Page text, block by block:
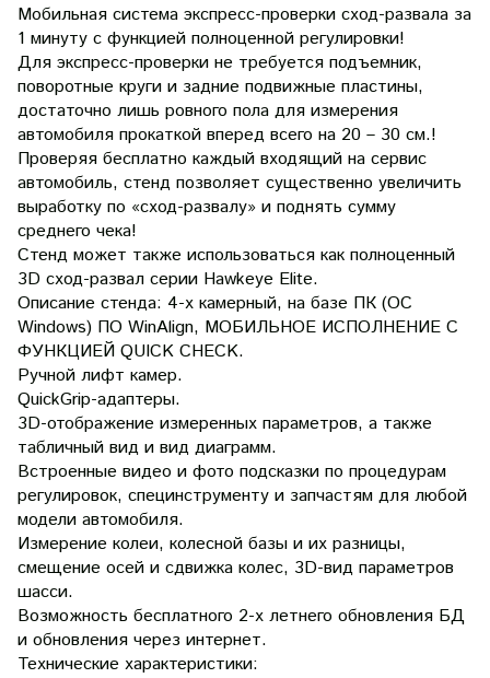
Мобильная система экспресс-проверки сход-развала за
1 минуту с функцией полноценной регулировки!
Для экспресс-проверки не требуется подъемник,
поворотные круги и задние подвижные пластины,
достаточно лишь ровного пола для измерения
автомобиля прокаткой вперед всего на 20 – 30 см.!
Проверяя бесплатно каждый входящий на сервис
автомобиль, стенд позволяет существенно увеличить
выработку по «сход-развалу» и поднять сумму
среднего чека!
Стенд может также использоваться как полноценный
3D сход-развал серии Hawkeye Elite.
Описание стенда: 4-х камерный, на базе ПК (ОС
Windows) ПО WinAlign, МОБИЛЬНОЕ ИСПОЛНЕНИЕ С
ФУНКЦИЕЙ QUICK CHECK.
Ручной лифт камер.
QuickGrip-адаптеры.
3D-отображение измеренных параметров, а также
табличный вид и вид диаграмм.
Встроенные видео и фото подсказки по процедурам
регулировок, специнструменту и запчастям для любой
модели автомобиля.
Измерение колеи, колесной базы и их разницы,
смещение осей и сдвижка колес, 3D-вид параметров
шасси.
Возможность бесплатного 2-х летнего обновления БД
и обновления через интернет.
Технические характеристики: